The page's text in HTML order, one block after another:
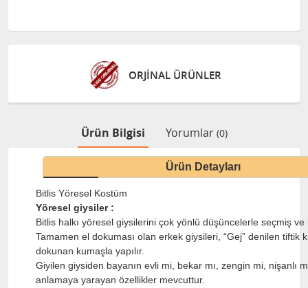
ORJİNAL ÜRÜNLER
Ürün Bilgisi Yorumlar (0)
Ürün Detayları
Bitlis Yöresel Kostüm
Yöresel giysiler :
Bitlis halkı yöresel giysilerini çok yönlü düşüncelerle seçmiş ve
Tamamen el dokuması olan erkek giysileri, “Gej” denilen tiftik
dokunan kumaşla yapılır.
Giyilen giysiden bayanın evli mi, bekar mı, zengin mi, nişanlı
anlamaya yarayan özellikler mevcuttur.